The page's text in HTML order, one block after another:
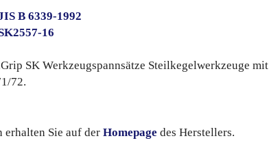
B 6339-1992
16
SK Werkzeugspannsätze Steilkegelwerkzeuge mit
72.
Sie auf der Homepage des Herstellers.